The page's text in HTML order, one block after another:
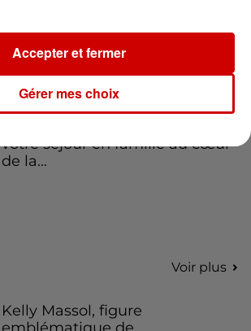
pour le parc animalier de votre
choix !
votre séjour en famille au cœur
de la...
Voir plus
Kelly Massol, figure
Gérer mes choix
Accepter et fermer